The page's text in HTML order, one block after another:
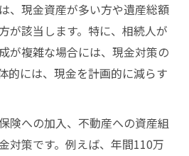
、現金資産が多い方や遺産総額
が該当します。特に、相続人が
が複雑な場合には、現金対策の
的には、現金を計画的に減らす
険への加入、不動産への資産組
対策です。例えば、年間110万